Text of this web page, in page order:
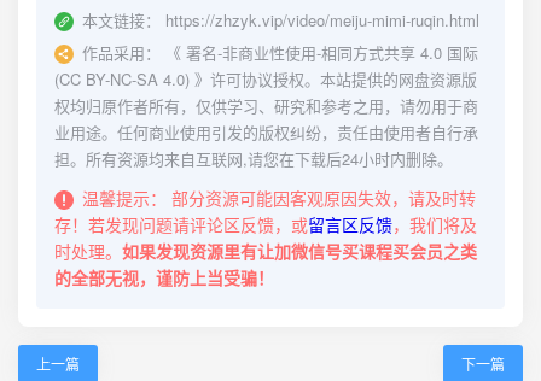
本文链接：
https://zhzyk.vip/video/meiju-mimi-ruqin.html
作品采用：
《 署名-非商业性使用-相同方式共享 4.0 国际
(CC BY-NC-SA 4.0) 》许可协议授权。本站提供的网盘资源版
权均归原作者所有，仅供学习、研究和参考之用，请勿用于商
业用途。任何商业使用引发的版权纠纷，责任由使用者自行承
担。所有资源均来自互联网,请您在下载后24小时内删除。
温馨提示：
部分资源可能因客观原因失效，请及时转
存！若发现问题请评论区反馈，或留言区反馈，我们将及
时处理。 如果发现资源里有让加微信号买课程买会员之类
的全部无视，谨防上当受骗！
上一篇 下一篇